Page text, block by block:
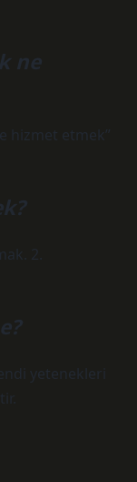
ne
hizmet etmek”
2.
yetenekleri